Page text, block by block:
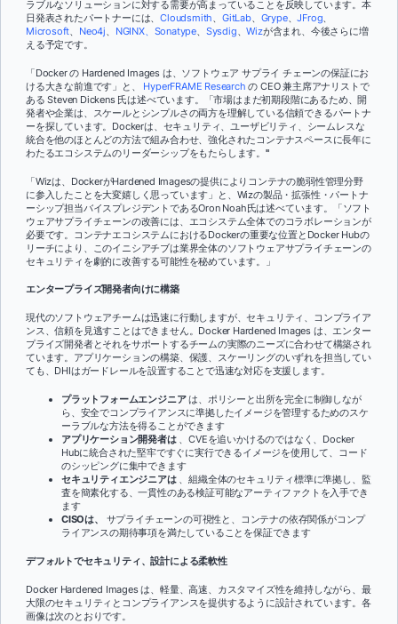
ラブルなソリューションに対する需要が高まっていることを反映しています。本
日発表されたパートナーには、Cloudsmith、GitLab、 Grype、JFrog、
Microsoft、 Neo4j、 NGINX、 Sonatype、 Sysdig、Wizが含まれ、今後さらに増
える予定です。
「Docker の Hardened Images は、ソフトウェア サプライ チェーンの保証にお
ける大きな前進です」と、 HyperFRAME Research の CEO 兼主席アナリストで
ある Steven Dickens 氏は述べています。「市場はまだ初期段階にあるため、開
発者や企業は、スケールとシンプルさの両方を理解している信頼できるパートナ
ーを探しています。Dockerは、セキュリティ、ユーザビリティ、シームレスな
統合を他のほとんどの方法で組み合わせ、強化されたコンテナスペースに長年に
わたるエコシステムのリーダーシップをもたらします。"
「Wizは、DockerがHardened Imagesの提供によりコンテナの脆弱性管理分野
に参入したことを大変嬉しく思っています」と、Wizの製品・拡張性・パートナ
ーシップ担当バイスプレジデントであるOron Noah氏は述べています。「ソフト
ウェアサプライチェーンの改善には、エコシステム全体でのコラボレーションが
必要です。コンテナエコシステムにおけるDockerの重要な位置とDocker Hubの
リーチにより、このイニシアチブは業界全体のソフトウェアサプライチェーンの
セキュリティを劇的に改善する可能性を秘めています。」
エンタープライズ開発者向けに構築
現代のソフトウェアチームは迅速に行動しますが、セキュリティ、コンプライア
ンス、信頼を見逃すことはできません。Docker Hardened Images は、エンター
プライズ開発者とそれをサポートするチームの実際のニーズに合わせて構築され
ています。アプリケーションの構築、保護、スケーリングのいずれを担当してい
ても、DHIはガードレールを設置することで迅速な対応を支援します。
プラットフォームエンジニアは、ポリシーと出所を完全に制御しなが
ら、安全でコンプライアンスに準拠したイメージを管理するためのスケ
ーラブルな方法を得ることができます
アプリケーション開発者は、CVEを追いかけるのではなく、Docker
Hubに統合された堅牢ですぐに実行できるイメージを使用して、コード
のシッピングに集中できます
セキュリティエンジニアは、組織全体のセキュリティ標準に準拠し、監
査を簡素化する、一貫性のある検証可能なアーティファクトを入手でき
ます
CISOは、
サプライチェーンの可視性と、コンテナの依存関係がコンプ
ライアンスの期待事項を満たしていることを保証できます
デフォルトでセキュリティ、設計による柔軟性
Docker Hardened Images は、軽量、高速、カスタマイズ性を維持しながら、最
大限のセキュリティとコンプライアンスを提供するように設計されています。各
画像は次のとおりです。